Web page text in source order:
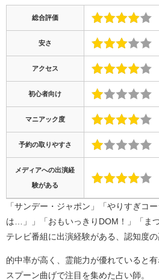
総合評価
安さ
アクセス
初心者向け
マニアック度
予約の取りやすさ
メディアへの出演経
験がある
「サンデー・ジャポン」「やりすぎコ
は…」」「おもいっきりDOM！」「ま
テレビ番組に出演経験がある、認知度の
的中率が高く、霊能力が優れていると
スプーン曲げで注目を集めた占い師。